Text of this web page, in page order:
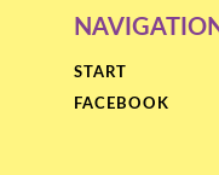
START
FACEBOOK